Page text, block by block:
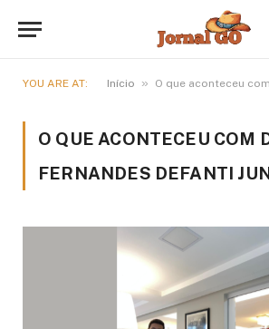
YOU ARE AT: Início » O que aconteceu com
O QUE ACONTECEU COM
FERNANDES DEFANTI